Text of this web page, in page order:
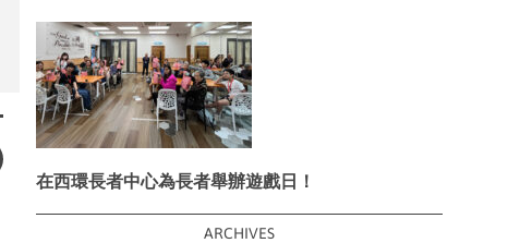
在西環長者中心為長者舉辦遊戲日！
ARCHIVES